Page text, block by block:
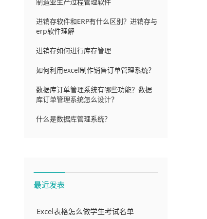
进销存软件和ERP有什么区别？进销存与
erp软件理解
进销存如何进行库存管理
如何利用excel制作销售订单管理系统？
数据库订单管理系统有哪些功能？数据
库订单管理系统怎么设计？
什么是数据库管理系统？
最近发表
Excel表格怎么做学生考试名单